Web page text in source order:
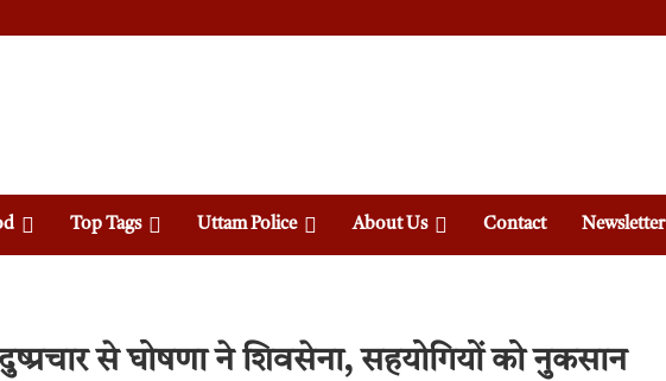
Top Tags Uttam Police About Us Contact Newsletter
से घोषणा ने शिवसेना, सहयोगियों को नुकसान